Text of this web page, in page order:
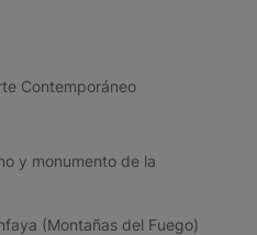
Contemporáneo
y monumento de la
(Montañas del Fuego)